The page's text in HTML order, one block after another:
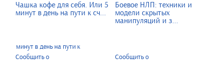
Чашка кофе для себя. Или 5
минут в день на пути к сч...
Сообщить о
Боевое НЛП: техники и
модели скрытых
манипуляций и з...
Сообщить о